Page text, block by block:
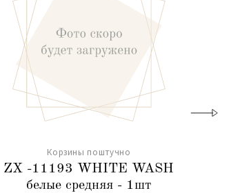
Корзины поштучно
ZX -11193 WHITE WASH
белые средняя - 1шт